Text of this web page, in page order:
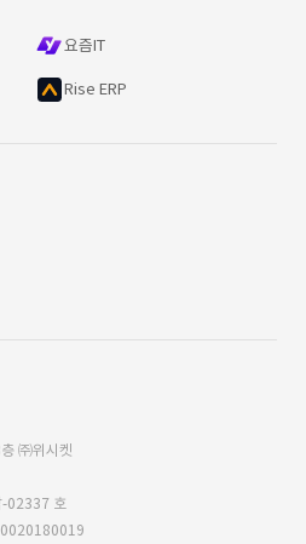
요즘IT
Rise ERP
㈜위시켓
-02337 호